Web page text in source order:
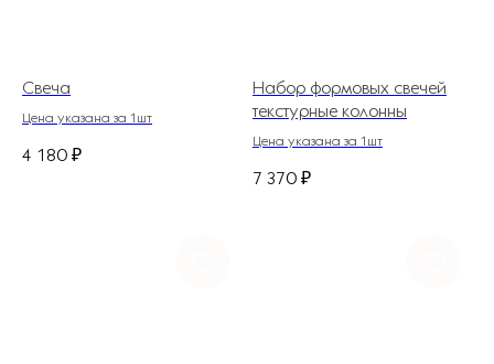
Свеча
Цена указана за 1шт
4 180 ₽
Набор формовых свечей
текстурные колонны
Цена указана за 1шт
7 370 ₽